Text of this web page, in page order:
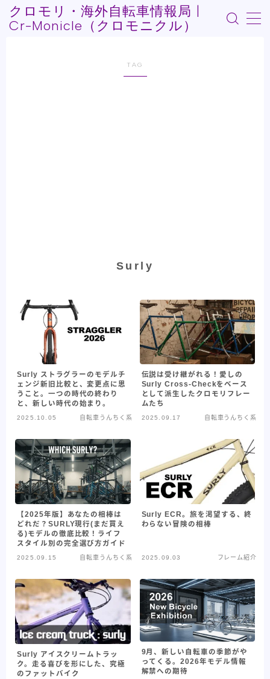
クロモリ・海外自転車情報局 |
Cr-Monicle（クロモニクル）
パーツメーカー紹介
プロダクト紹介 84
フレーム紹介
パーツ紹介 40
記事紹介 32
自転車うんちく系 93
その他記事 8
All View 346
30kmh巡航への道 ADEPT BMX
MagicCompornents MASI MIYATA NJS
ParkTools Paul salsa bikes SENSAH
SHIMANO Surly swift industries
The Radavist TREK Ultra Romance
WTB XTR アンクルリンネ アート
TAG
Surly
Surly ストラグラーのモデルチ
ェンジ新旧比較と、変更点に思
うこと。一つの時代の終わり
と、新しい時代の始まり。
2025.10.05 自転車うんちく系
伝説は受け継がれる！愛しの
Surly Cross-Checkをベース
として派生したクロモリフレー
ムたち
2025.09.17 自転車うんちく系
【2025年版】あなたの相棒は
どれだ？SURLY現行(まだ買え
る)モデルの徹底比較！ライフ
スタイル別の完全選び方ガイド
2025.09.15 自転車うんちく系
Surly ECR。旅を渇望する、終
わらない冒険の相棒
2025.09.03 フレーム紹介
Surly アイスクリームトラッ
ク。走る喜びを形にした、究極
のファットバイク
9月、新しい自転車の季節がや
ってくる。2026年モデル情報
解禁への期待